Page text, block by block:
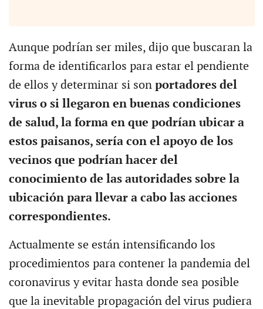
Aunque podrían ser miles, dijo que buscaran la
forma de identificarlos para estar el pendiente
de ellos y determinar si sonportadores del
virus o si llegaron en buenas condiciones
de salud, la forma en que podrían ubicar a
estos paisanos, sería con el apoyo de los
vecinos que podrían hacer del
conocimiento de las autoridades sobre la
ubicación para llevar a cabo las acciones
correspondientes.
Actualmente se están intensificando los
procedimientos para contener la pandemia del
coronavirus y evitar hasta donde sea posible
que la inevitable propagación del virus pudiera